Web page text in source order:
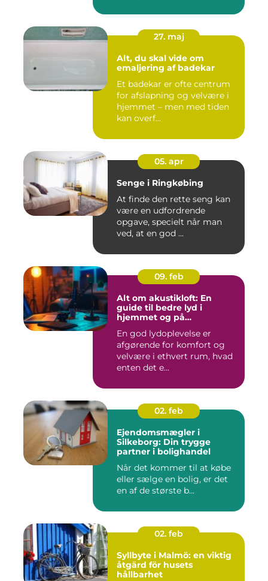
27. maj
Alt, du skal vide om
emaljering af badekar
Et badekar er ofte centrum
for afslapning og velvære i
hjemmet – men med tiden
kan overf...
05. apr
Senge i Ringkøbing
At finde den rette seng kan
være en udfordrende
opgave, specielt når man
ved, at en god ...
09. feb
Alt om akustikloft: En
guide til bedre lyd i
hjemmet og på
En god lydoplevelse er
afgørende for komfort og
velvære i ethvert rum, hvad
enten det e...
02. feb
Ejendomsmægler i
Silkeborg: Din trygge
partner i bolighandel
Når det kommer til at købe
eller sælge en bolig, er det
en af de største b...
02. feb
Syllbyte i Malmö: en viktig
åtgärd för husets
hållbarhet